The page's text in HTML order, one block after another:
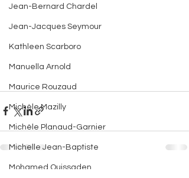
Jean-Bernard Chardel
Jean-Jacques Seymour
Kathleen Scarboro
Manuella Arnold
Maurice Rouzaud
Michèle Mazilly
Michèle Planaud-Garnier
Michelle Jean-Baptiste
Mohamed Ouissaden